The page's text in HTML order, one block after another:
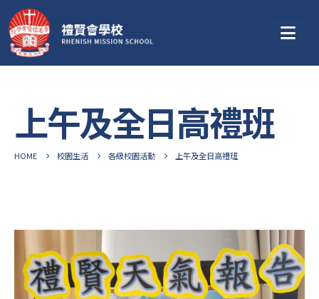
上午及全日高禮班
HOME 校園生活 各級校園活動 上午及全日高禮班